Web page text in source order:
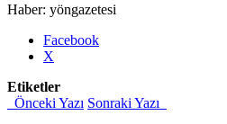
Haber: yöngazetesi
Share
"Karaoluk
halkı
Facebook
X
Etiketler
Önceki Yazı Sonraki Yazı